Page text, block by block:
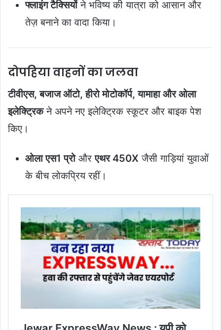
फ्लाइंग टैक्सियोंने भविष्य की यात्रा को आसान और
तेज़ बनाने का वादा किया।
दोपहिया वाहनों का जलवा
टीवीएस, बजाज ऑटो, हीरो मोटोकॉर्प, यामाहा और ओला
इलेक्ट्रिकने अपने नए इलेक्ट्रिक स्कूटर और बाइक पेश
किए।
ओला एस1 प्रोऔरएथर 450X जैसी गाड़ियां युवाओं
के बीच लोकप्रिय रहीं।